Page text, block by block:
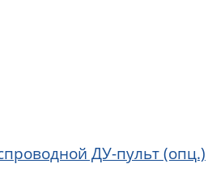
ДУ-пульт (опц.)